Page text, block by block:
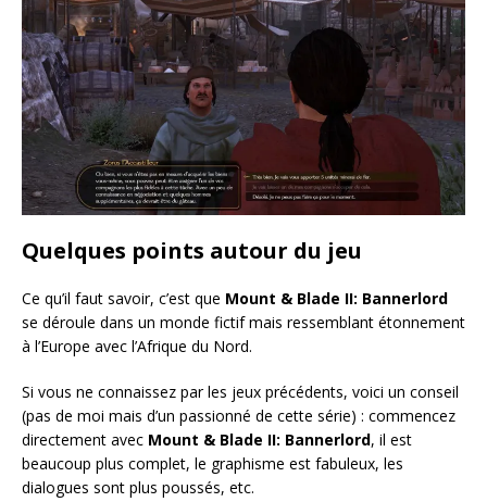
Quelques points autour du jeu
Ce qu’il faut savoir, c’est que Mount & Blade II: Bannerlord
se déroule dans un monde fictif mais ressemblant étonnement
à l’Europe avec l’Afrique du Nord.
Si vous ne connaissez par les jeux précédents, voici un conseil
(pas de moi mais d’un passionné de cette série) : commencez
directement avec Mount & Blade II: Bannerlord, il est
beaucoup plus complet, le graphisme est fabuleux, les
dialogues sont plus poussés, etc.